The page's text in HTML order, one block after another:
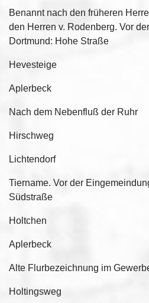
Benannt nach den früheren
den Herren v. Rodenberg. Vor
Dortmund: Hohe Straße
Hevesteige
Aplerbeck
Nach dem Nebenfluß der Ruhr
Hirschweg
Lichtendorf
Tiername. Vor der
Südstraße
Holtchen
Aplerbeck
Alte Flurbezeichnung im
Holtingsweg